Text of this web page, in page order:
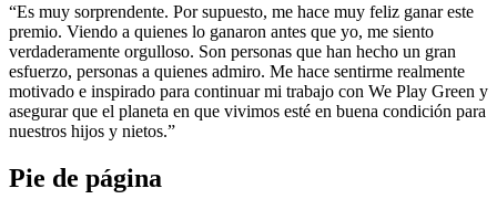
“Es muy sorprendente. Por supuesto, me hace muy feliz ganar este
premio. Viendo a quienes lo ganaron antes que yo, me siento
verdaderamente orgulloso. Son personas que han hecho un gran
esfuerzo, personas a quienes admiro. Me hace sentirme realmente
motivado e inspirado para continuar mi trabajo con We Play Green y
asegurar que el planeta en que vivimos esté en buena condición para
nuestros hijos y nietos.”
Pie de página